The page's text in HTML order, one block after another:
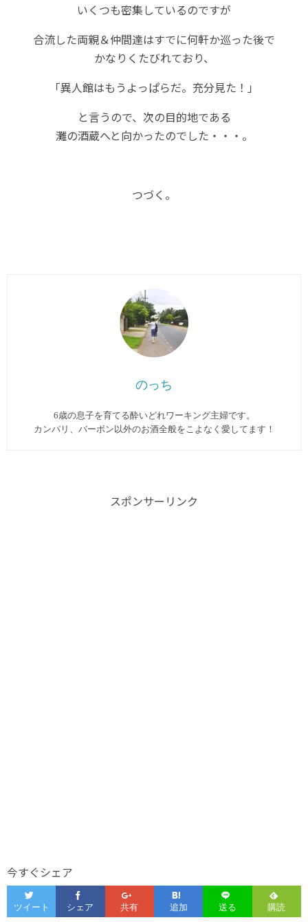
いくつも密集しているのですが
合流した両親＆仲間達はすでに何軒か巡った後で
かなりくたびれており、
「異人館はもうよっぱらだ。充分見た！」
と言うので、次の目的地である
灘の酒蔵へと向かったのでした・・・。
つづく。
のっち
6歳の息子を育てる酔いどれワーキング主婦です。
カンパリ、バーボン以外のお酒全般をこよなく愛してます︎！
スポンサーリンク
今すぐシェア